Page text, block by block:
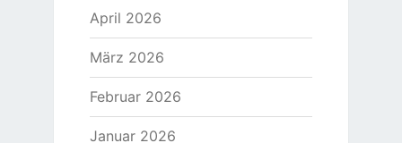
April 2026
März 2026
Februar 2026
Januar 2026